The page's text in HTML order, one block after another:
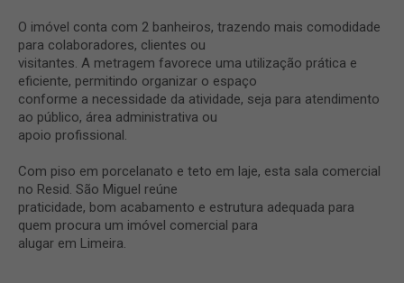
O imóvel conta com 2 banheiros, trazendo mais comodidade
para colaboradores, clientes ou
visitantes. A metragem favorece uma utilização prática e
eficiente, permitindo organizar o espaço
conforme a necessidade da atividade, seja para atendimento
ao público, área administrativa ou
apoio profissional.
Com piso em porcelanato e teto em laje, esta sala comercial
no Resid. São Miguel reúne
praticidade, bom acabamento e estrutura adequada para
quem procura um imóvel comercial para
alugar em Limeira.